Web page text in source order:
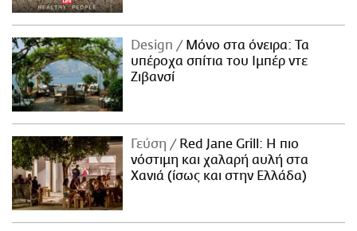
Design
Μόνο στα όνειρα: Τα
υπέροχα σπίτια του Ιμπέρ ντε
Ζιβανσί
Γεύση
Red Jane Grill: Η πιο
νόστιμη και χαλαρή αυλή στα
Χανιά (ίσως και στην Ελλάδα)